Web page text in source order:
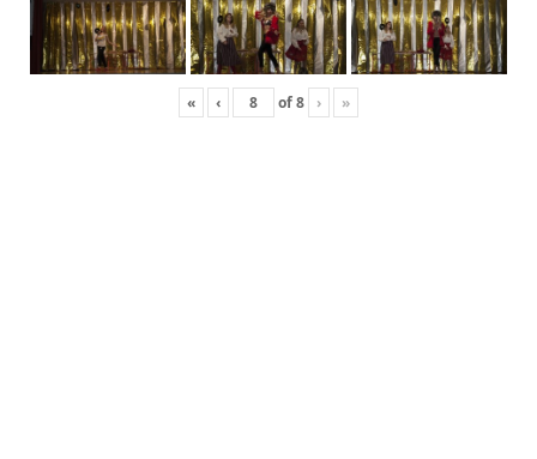
« ‹ of8 › »